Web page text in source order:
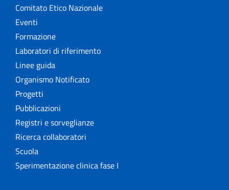
Comitato Etico Nazionale
Eventi
Formazione
Laboratori di riferimento
Linee guida
Organismo Notificato
Progetti
Pubblicazioni
Registri e sorveglianze
Ricerca collaboratori
Scuola
Sperimentazione clinica fase I